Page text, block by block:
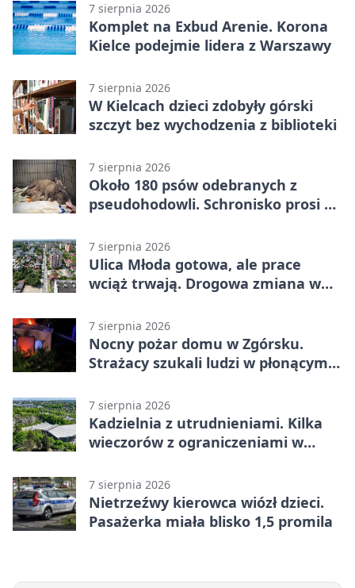
7 sierpnia 2026
Komplet na Exbud Arenie. Korona
Kielce podejmie lidera z Warszawy
7 sierpnia 2026
W Kielcach dzieci zdobyły górski
szczyt bez wychodzenia z biblioteki
7 sierpnia 2026
Około 180 psów odebranych z
pseudohodowli. Schronisko prosi o
7 sierpnia 2026
Ulica Młoda gotowa, ale prace
wciąż trwają. Drogowa zmiana w
7 sierpnia 2026
Nocny pożar domu w Zgórsku.
Strażacy szukali ludzi w płonącym
7 sierpnia 2026
Kadzielnia z utrudnieniami. Kilka
wieczorów z ograniczeniami w
7 sierpnia 2026
Nietrzeźwy kierowca wiózł dzieci.
Pasażerka miała blisko 1,5 promila